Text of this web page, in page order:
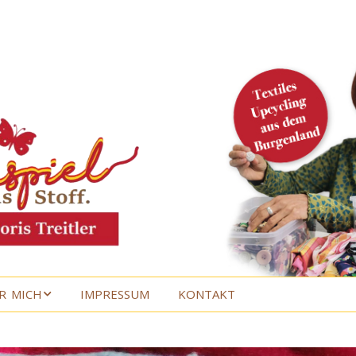
MICH IMPRESSUM KONTAKT